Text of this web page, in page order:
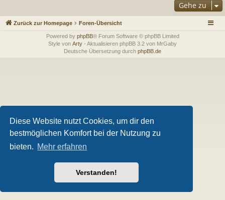
Diese Website nutzt Cookies, um dir den
bestmöglichen Komfort bei der Nutzung zu
bieten. Mehr erfahren
Verstanden!
Gehe zu
Zurück zur Homepage Foren-Übersicht
Powered by phpBB® Forum Software © phpBB Limited
Style von Arty - Aktualisieren phpBB 3.2 von MrGaby
Deutsche Übersetzung durch phpBB.de